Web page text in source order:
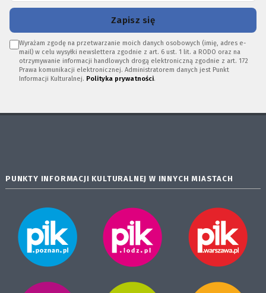
Zapisz się
Wyrażam zgodę na przetwarzanie moich danych osobowych (imię, adres e-
mail) w celu wysyłki newslettera zgodnie z art. 6 ust. 1 lit. a RODO oraz na
otrzymywanie informacji handlowych drogą elektroniczną zgodnie z art. 172
Prawa komunikacji elektronicznej. Administratorem danych jest Punkt
Informacji Kulturalnej. Polityka prywatności.
PUNKTY INFORMACJI KULTURALNEJ W INNYCH MIASTACH